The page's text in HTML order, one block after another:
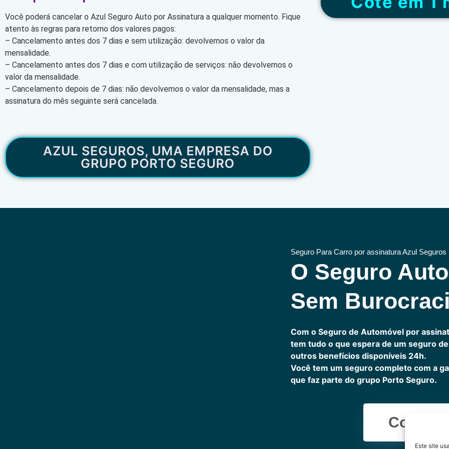
Este site
Você poderá cancelar o Azul Seguro Auto por Assinatura a qualquer momento. Fique
atento às regras para retorno dos valores pagos:
– Cancelamento antes dos 7 dias e sem utilização: devolvemos o valor da
mensalidade.
– Cancelamento antes dos 7 dias e com utilização de serviços: não devolvemos o
valor da mensalidade.
– Cancelamento depois de 7 dias: não devolvemos o valor da mensalidade, mas a
assinatura do mês seguinte será cancelada.
AZUL SEGUROS, UMA EMPRESA DO
GRUPO PORTO SEGURO
Seguro Para Carro por assinatura Azul Seguros
O Seguro
Sem
Com o Seguro de Automóvel por
tem tudo o que espera de um seguro
outros benefícios disponíveis 24h.
Você tem um seguro completo com a
que faz parte do grupo Porto Seguro.
Cote